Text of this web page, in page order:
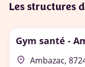
Les structures
Gym santé -
place Ambazac,